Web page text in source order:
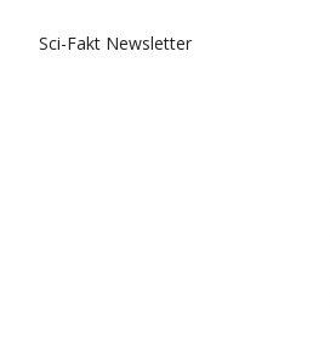
Sci-Fakt Newsletter